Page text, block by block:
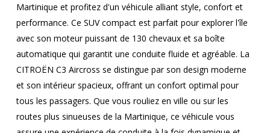
Martinique et profitez d'un véhicule alliant style, confort et
performance. Ce SUV compact est parfait pour explorer l'île
avec son moteur puissant de 130 chevaux et sa boîte
automatique qui garantit une conduite fluide et agréable. La
CITROËN C3 Aircross se distingue par son design moderne
et son intérieur spacieux, offrant un confort optimal pour
tous les passagers. Que vous rouliez en ville ou sur les
routes plus sinueuses de la Martinique, ce véhicule vous